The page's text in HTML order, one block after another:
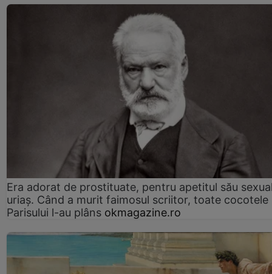
Era adorat de prostituate, pentru apetitul său
uriaș. Când a murit faimosul scriitor, toate cocotele
Parisului l-au plâns okmagazine.ro